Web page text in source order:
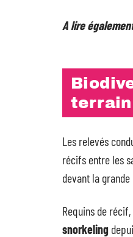
A lire
terrain
Les relevés
récifs entre les
devant la
Requins de
snorkeling